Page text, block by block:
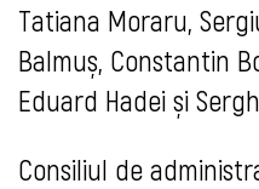
Tatiana Moraru,
Balmuș, Constantin
Eduard Hadei și
Consiliul de